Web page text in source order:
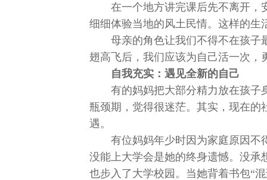
在一个地方讲完课后先不离开，
细细体验当地的风土民情。这样的
母亲的角色让我们不得不在孩子
翅高飞后，我们应该为自己活一次，
自我充实：遇见全新的自己
有的妈妈把大部分精力放在孩子
瓶颈期，觉得很迷茫。其实，现在
遇。
有位妈妈年少时因为家庭原因不
没能上大学会是她的终身遗憾。没
也步入了大学校园。当她背着书包“